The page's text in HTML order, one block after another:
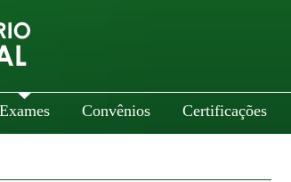
Exames Convênios Certificações